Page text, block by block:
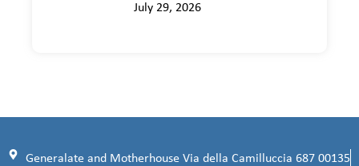
July 29, 2026
Generalate and Motherhouse Via della Camilluccia 687 00135